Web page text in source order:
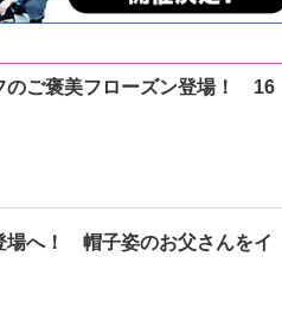
のご褒美フローズン登場！ 16
場へ！ 帽子姿のお父さんをイ